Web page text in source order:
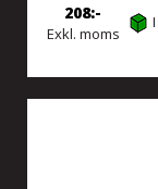
Exkl. moms
208